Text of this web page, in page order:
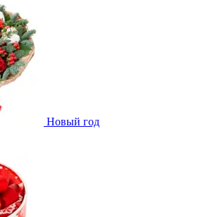
Новый год